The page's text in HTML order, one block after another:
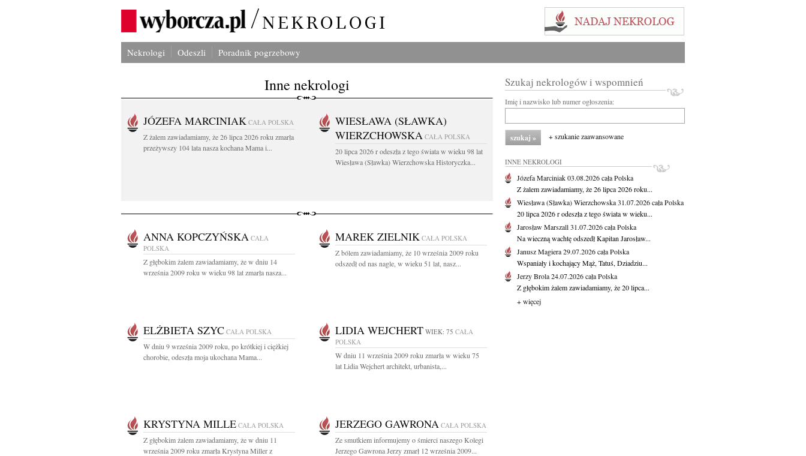
Nekrologi Odeszli Poradnik pogrzebowy
Inne nekrologi
JÓZEFA MARCINIAK CAŁA POLSKA
Z żalem zawiadamiamy, że 26 lipca 2026 roku zmarła
przeżywszy 104 lata nasza kochana Mama i...
WIESŁAWA (SŁAWKA)
WIERZCHOWSKA CAŁA POLSKA
20 lipca 2026 r odeszła z tego świata w wieku 98 lat
Wiesława (Sławka) Wierzchowska Historyczka...
ANNA KOPCZYŃSKA CAŁA
POLSKA
Z głębokim żalem zawiadamiamy, że w dniu 14
września 2009 roku w wieku 98 lat zmarła nasza...
MAREK ZIELNIK CAŁA POLSKA
Z bólem zawiadamiamy, że 10 września 2009 roku
odszedł od nas nagle, w wieku 51 lat, nasz...
ELŻBIETA SZYC CAŁA POLSKA
W dniu 9 września 2009 roku, po krótkiej i ciężkiej
chorobie, odeszła moja ukochana Mama...
LIDIA WEJCHERT WIEK: 75 CAŁA
POLSKA
W dniu 11 września 2009 roku zmarła w wieku 75
lat Lidia Wejchert architekt, urbanista,...
KRYSTYNA MILLE CAŁA POLSKA
Z głębokim żalem zawiadamiamy, że w dniu 11
września 2009 roku zmarła Krystyna Miller z
JERZEGO GAWRONA CAŁA POLSKA
Ze smutkiem informujemy o śmierci naszego Kolegi
Jerzego Gawrona Jerzy zmarł 12 września 2009...
Szukaj nekrologów i wspomnień
Imię i nazwisko lub numer ogłoszenia:
+ szukanie zaawansowane
INNE NEKROLOGI
Józefa Marciniak03.08.2026cała Polska
Z żalem zawiadamiamy, że 26 lipca 2026 roku...
Wiesława (Sławka) Wierzchowska31.07.2026cała Polska
20 lipca 2026 r odeszła z tego świata w wieku...
Jarosław Marszall31.07.2026cała Polska
Na wieczną wachtę odszedł Kapitan Jarosław...
Janusz Magiera29.07.2026cała Polska
Wspaniały i kochający Mąż, Tatuś, Dziadziu...
Jerzy Brola24.07.2026cała Polska
Z głębokim żalem zawiadamiamy, że 20 lipca...
+ więcej